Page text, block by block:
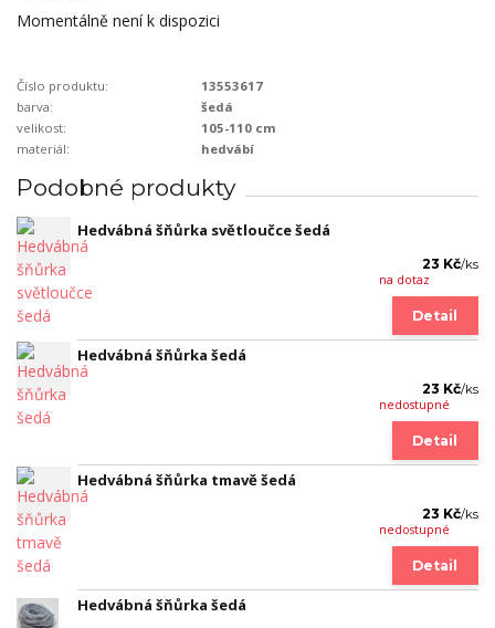
Momentálně není k dispozici
Číslo produktu:
13553617
barva:
šedá
velikost:
105-110 cm
materiál:
hedvábí
Podobné produkty
Hedvábná šňůrka světloučce šedá
23 Kč/ks
na dotaz
Detail
Hedvábná šňůrka šedá
23 Kč/ks
nedostupné
Detail
Hedvábná šňůrka tmavě šedá
23 Kč/ks
nedostupné
Detail
Hedvábná šňůrka šedá